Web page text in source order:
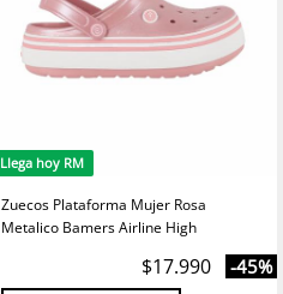
Llega hoy RM
Zuecos Plataforma Mujer Rosa
Metalico Bamers Airline High
$17.990 -45%